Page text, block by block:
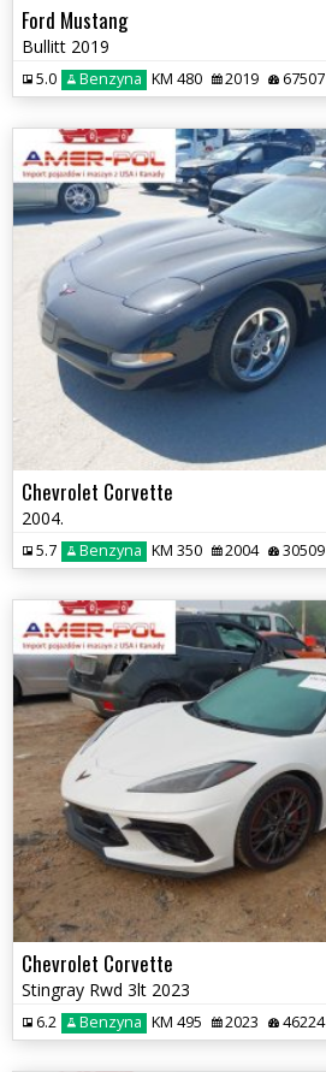
Ford Mustang
Bullitt 2019
5.0 Benzyna KM 480 2019 67507
Chevrolet Corvette
2004.
5.7 Benzyna KM 350 2004 30509
Chevrolet Corvette
Stingray Rwd 3lt 2023
6.2 Benzyna KM 495 2023 46224